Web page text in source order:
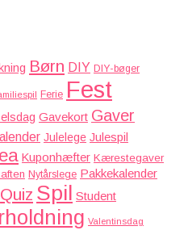
Børn DIY DIY-bøger
Ferie Fest
Gavekort Gaver
Julelege Julespil
Kuponhæfter Kærestegaver
Nytårslege Pakkekalender
Quiz Spil Student
Valentinsdag